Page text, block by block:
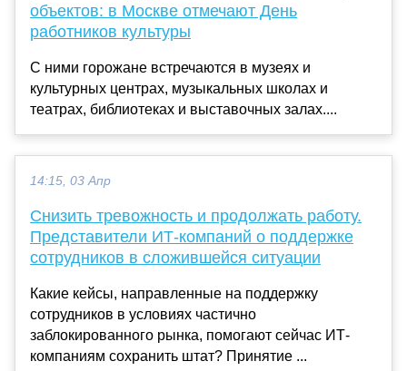
объектов: в Москве отмечают День
работников культуры
С ними горожане встречаются в музеях и
культурных центрах, музыкальных школах и
театрах, библиотеках и выставочных залах....
14:15, 03 Апр
Снизить тревожность и продолжать работу.
Представители ИТ-компаний о поддержке
сотрудников в сложившейся ситуации
Какие кейсы, направленные на поддержку
сотрудников в условиях частично
заблокированного рынка, помогают сейчас ИТ-
компаниям сохранить штат? Принятие ...